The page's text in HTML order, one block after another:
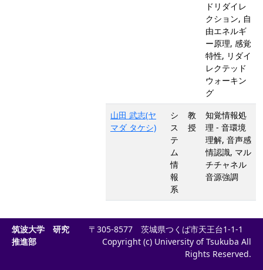
ドリダイレ
クション, 自
由エネルギ
ー原理, 感覚
特性, リダイ
レクテッド
ウォーキン
グ
山田 武志(ヤ
マダ タケシ)
シ
ス
テ
ム
情
報
系
教
授
知覚情報処
理 - 音環境
理解, 音声感
情認識, マル
チチャネル
音源強調
筑波大学 研究
推進部
〒305-8577 茨城県つくば市天王台1-1-1
Copyright (c) University of Tsukuba All
Rights Reserved.